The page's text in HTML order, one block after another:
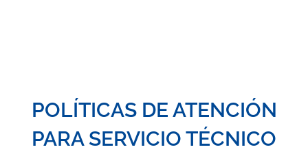
POLÍTICAS DE ATENCIÓN
PARA SERVICIO TÉCNICO